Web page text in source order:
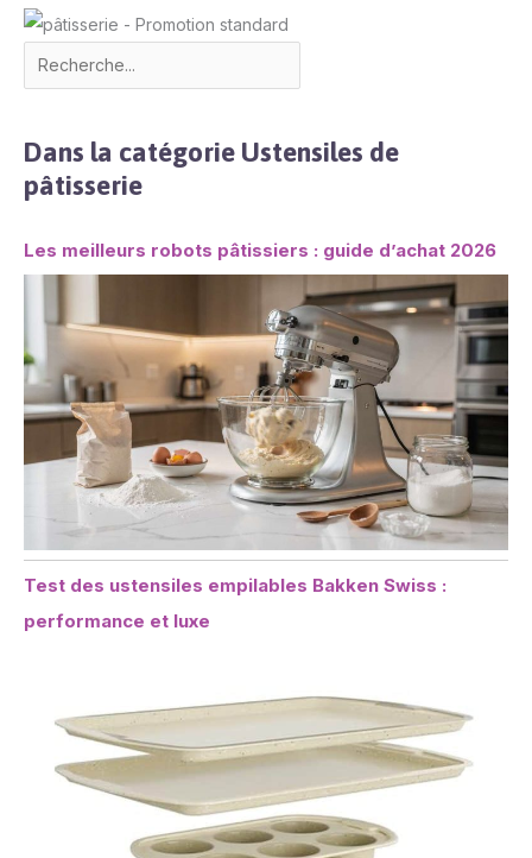
Dans la catégorie Ustensiles de
pâtisserie
Les meilleurs robots pâtissiers : guide d’achat 2026
Test des ustensiles empilables Bakken Swiss :
performance et luxe